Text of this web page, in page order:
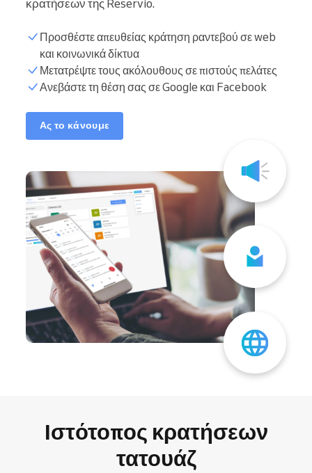
κρατήσεων της Reservio.
Προσθέστε απευθείας κράτηση ραντεβού σε web
και κοινωνικά δίκτυα
Μετατρέψτε τους ακόλουθους σε πιστούς πελάτες
Ανεβάστε τη θέση σας σε Google και Facebook
Ας το κάνουμε
Ιστότοπος κρατήσεων
τατουάζ